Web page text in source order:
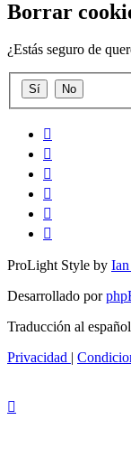
Borrar
¿Estás seguro de
ProLight Style by
Desarrollado por
Traducción al
Privacidad |